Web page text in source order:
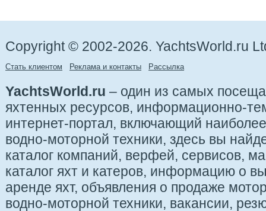
Copyright © 2002-2026. YachtsWorld.ru
Стать клиентом Реклама и контакты Рассылка
YachtsWorld.ru – один из самых
яхтенных ресурсов, информационно-
интернет-портал, включающий
водно-моторной техники, здесь вы
каталог компаний, верфей, сервисов,
каталог яхт и катеров, информацию о
аренде яхт, объявления о продаже
водно-моторной техники, вакансии,